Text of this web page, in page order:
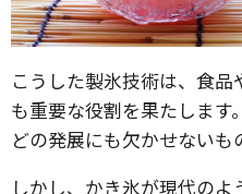
こうした製氷技術は、食
も重要な役割を果たします
どの発展にも欠かせないも
しかし、かき氷が現代の